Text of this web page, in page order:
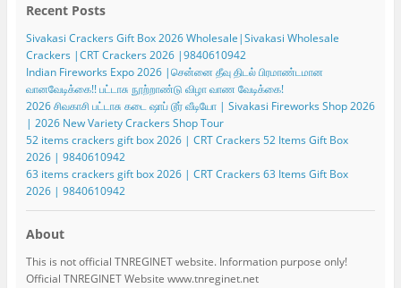
Recent Posts
Sivakasi Crackers Gift Box 2026 Wholesale|Sivakasi Wholesale
Crackers |CRT Crackers 2026 |9840610942
Indian Fireworks Expo 2026 |சென்னை தீவு திடல் பிரமாண்டமான
வானவேடிக்கை!! பட்டாசு நூற்றாண்டு விழா வாண வேடிக்கை!
2026 சிவகாசி பட்டாசு கடை ஷாப் டூர் வீடியோ | Sivakasi Fireworks Shop 2026
| 2026 New Variety Crackers Shop Tour
52 items crackers gift box 2026 | CRT Crackers 52 Items Gift Box
2026 | 9840610942
63 items crackers gift box 2026 | CRT Crackers 63 Items Gift Box
2026 | 9840610942
About
This is not official TNREGINET website. Information purpose only!
Official TNREGINET Website www.tnreginet.net